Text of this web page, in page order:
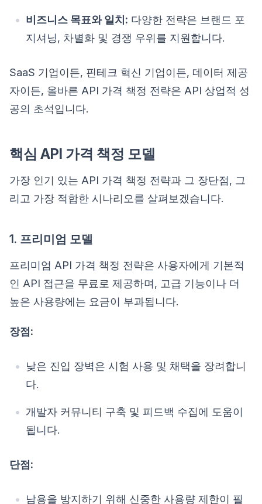
비즈니스 목표와 일치: 다양한 전략은 브랜드 포
지셔닝, 차별화 및 경쟁 우위를 지원합니다.
SaaS 기업이든, 핀테크 혁신 기업이든, 데이터 제공
자이든, 올바른 API 가격 책정 전략은 API 상업적 성
공의 초석입니다.
핵심 API 가격 책정 모델
가장 인기 있는 API 가격 책정 전략과 그 장단점, 그
리고 가장 적합한 시나리오를 살펴보겠습니다.
1. 프리미엄 모델
프리미엄 API 가격 책정 전략은 사용자에게 기본적
인 API 접근을 무료로 제공하며, 고급 기능이나 더
높은 사용량에는 요금이 부과됩니다.
장점:
낮은 진입 장벽은 시험 사용 및 채택을 장려합니
다.
개발자 커뮤니티 구축 및 피드백 수집에 도움이
됩니다.
단점:
남용을 방지하기 위해 신중한 사용량 제한이 필